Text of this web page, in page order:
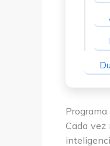
Cada vez